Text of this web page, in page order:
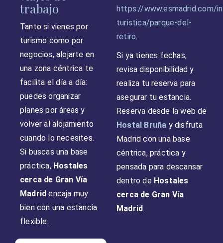
trabajo
Tanto si vienes por
turismo como por
negocios, alojarte en
una zona céntrica te
facilita el día a día:
puedes organizar
planes por áreas y
volver al alojamiento
cuando lo necesites.
Si buscas una base
práctica, Hostales
cerca de Gran Vía
Madrid encaja muy
bien con una estancia
flexible.
https://www.esmadrid.com/
turistica/parque-del-
retiro.
Si ya tienes fechas,
revisa disponibilidad y
realiza tu reserva para
asegurar tu estancia.
Reserva desde la web de
Hostal Bruña y disfruta
Madrid con una base
céntrica, práctica y
pensada para descansar
dentro de Hostales
cerca de Gran Vía
Madrid.